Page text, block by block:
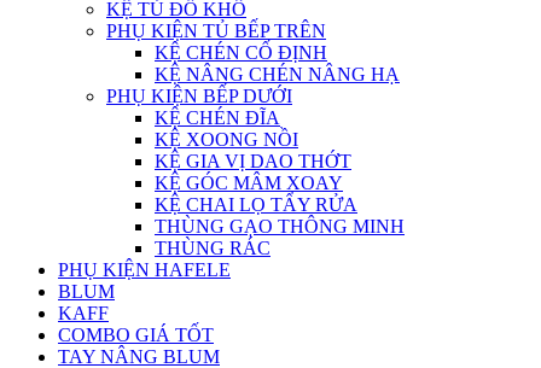
KỆ TỦ ĐỒ KHÔ
PHỤ KIỆN TỦ BẾP TRÊN
KỆ CHÉN CỐ ĐỊNH
KỆ NÂNG CHÉN NÂNG HẠ
PHỤ KIỆN BẾP DƯỚI
KỆ CHÉN ĐĨA
KỆ XOONG NỒI
KỆ GIA VỊ DAO THỚT
KỆ GÓC MÂM XOAY
KỆ CHAI LỌ TẨY RỬA
THÙNG GẠO THÔNG MINH
THÙNG RÁC
PHỤ KIỆN HAFELE
BLUM
KAFF
COMBO GIÁ TỐT
TAY NÂNG BLUM